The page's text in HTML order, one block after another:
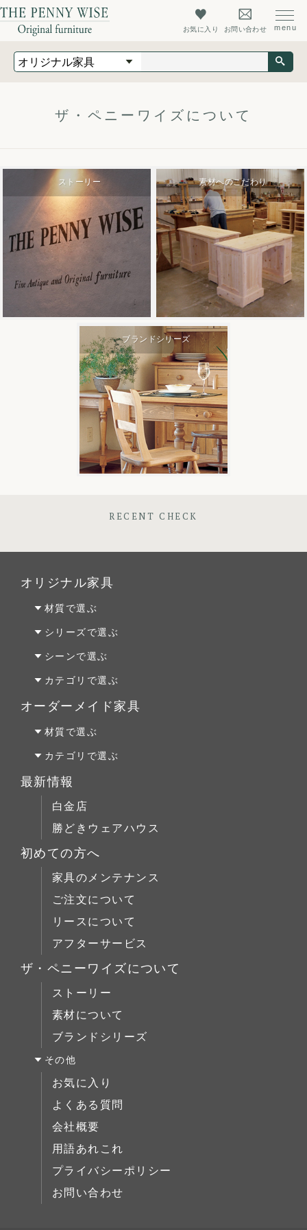
お気に入り お問い合わせ
オリジナル家具
ザ・ペニーワイズについて
初めての方へ
よくあるご質問
会社概要
会員登録
ザ・ペニーワイズについて
ストーリー 素材へのこだわり
ブランドシリーズ
RECENT CHECK
オリジナル家具
材質で選ぶ
オーク材
パイン材
チェリー材
シリーズで選ぶ
Penny Wise(ペニーワイズ)
colonalteak(コロニアルチーク)
Lloyd Loom(ロイドルーム)
シーンで選ぶ
リビング
ダイニング
カテゴリで選ぶ
テーブルALL
テーブルS
チェア
キャビネット
コーヒーテーブル
ローボード
チェスト
ブックケース
デスク
ベッド
ミラー/スモールアイテム
サイドボード
展示中
オーダーメイド家具
オーダーファニチャー
オーダーキッチン＆洗面
リフォーム
材質で選ぶ
オーク材
パイン材
チェリー材
カテゴリで選ぶ
テーブルALL
テーブルS
テーブルM
テーブルL
ブックケース
デスク
ベッド
ミラー/スモールアイテム
サイドボード
展示中
最新情報
白金店
勝どきウェアハウス
初めての方へ
家具のメンテナンス
ご注文について
リースについて
アフターサービス
ザ・ペニーワイズについて
ストーリー
素材について
ブランドシリーズ
その他
お気に入り
よくある質問
会社概要
用語あれこれ
プライバシーポリシー
お問い合わせ